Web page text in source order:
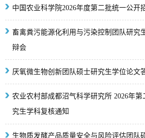
中国农业科学院2026年度第二批统一公开
畜禽粪污能源化利用与污染控制团队研究
辩会
厌氧微生物创新团队硕士研究生学位论文
农业农村部成都沼气科学研究所 2026年第
究生学科复核通知
生物质发酵产品质量安全与风险评估团队